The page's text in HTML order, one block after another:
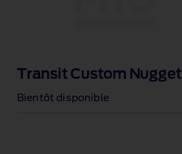
Transit Custom Nugget
Bientôt disponible